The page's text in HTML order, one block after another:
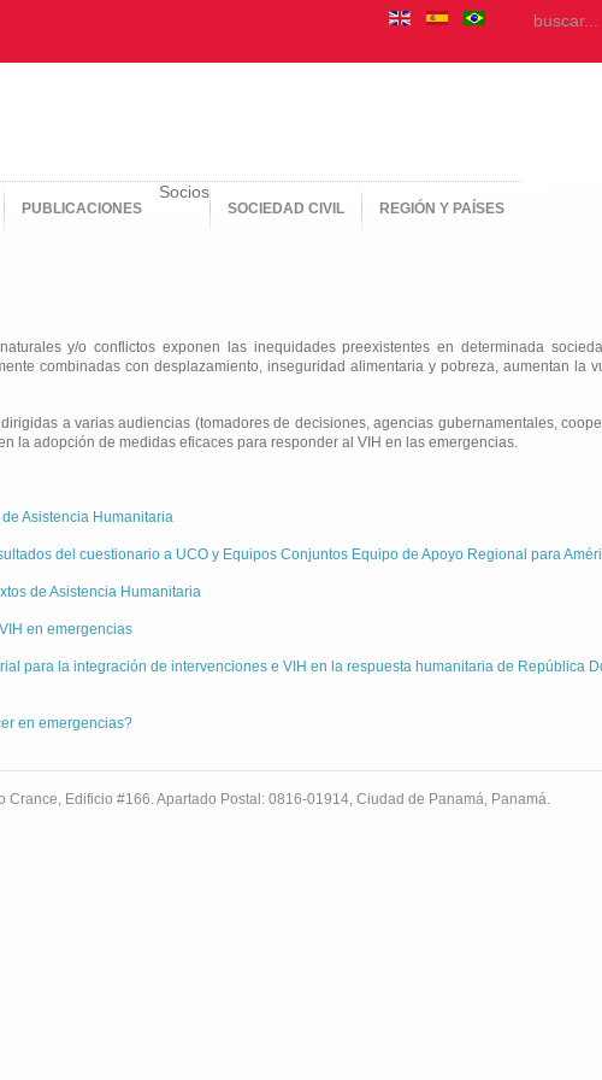
PUBLICACIONES
Socios
SOCIEDAD CIVIL REGIÓN Y PAÍSES
y/o conflictos exponen las inequidades preexistentes en determinada
combinadas con desplazamiento, inseguridad alimentaria y pobreza, aumentan la
a varias audiencias (tomadores de decisiones, agencias gubernamentales,
la adopción de medidas eficaces para responder al VIH en las emergencias.
Asistencia Humanitaria
del cuestionario a UCO y Equipos Conjuntos Equipo de Apoyo Regional para
de Asistencia Humanitaria
en emergencias
para la integración de intervenciones e VIH en la respuesta humanitaria de República
en emergencias?
Crance, Edificio #166. Apartado Postal: 0816-01914, Ciudad de Panamá, Panamá.